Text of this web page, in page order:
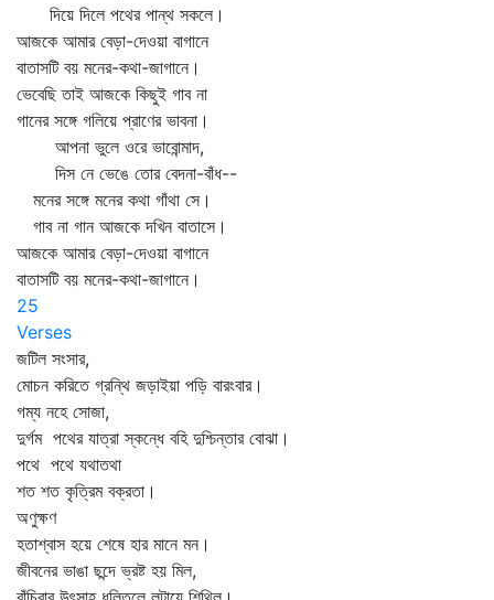
দিয়ে দিলে পথের পান্থ সকলে।
আজকে আমার বেড়া-দেওয়া বাগানে
বাতাসটি বয় মনের-কথা-জাগানে।
ভেবেছি তাই আজকে কিছুই গাব না
গানের সঙ্গে গলিয়ে প্রাণের ভাবনা।
আপনা ভুলে ওরে ভাবোন্মাদ,
দিস নে ভেঙে তোর বেদনা-বাঁধ--
মনের সঙ্গে মনের কথা গাঁথা সে।
গাব না গান আজকে দখিন বাতাসে।
আজকে আমার বেড়া-দেওয়া বাগানে
বাতাসটি বয় মনের-কথা-জাগানে।
25
Verses
জটিল সংসার,
মোচন করিতে গ্রন্থি জড়াইয়া পড়ি বারংবার।
গম্য নহে সোজা,
দুর্গম পথের যাত্রা স্কন্ধে বহি দুশ্চিন্তার বোঝা।
পথে পথে যথাতথা
শত শত কৃত্রিম বক্রতা।
অণুক্ষণ
হতাশ্বাস হয়ে শেষে হার মানে মন।
জীবনের ভাঙা ছন্দে ভ্রষ্ট হয় মিল,